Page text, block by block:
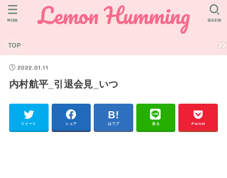
TOP
SEARCH
MENU
2022.01.11
内村航平_引退会見_いつ
ツイート シェア はてブ 送る Pocket